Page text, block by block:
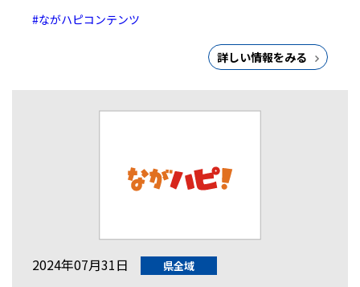
#ながハピコンテンツ
詳しい情報をみる
2024年07月31日 県全域